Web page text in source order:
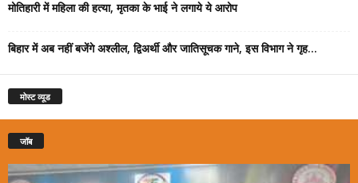
मोतिहारी में महिला की हत्या, मृतका के भाई ने लगाये ये आरोप
बिहार में अब नहीं बजेंगे अश्लील, द्विअर्थी और जातिसूचक गाने, इस विभाग ने गृह...
मोस्ट व्यूड
जॉब